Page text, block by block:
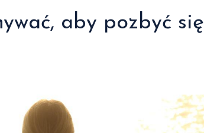
aby pozbyć się